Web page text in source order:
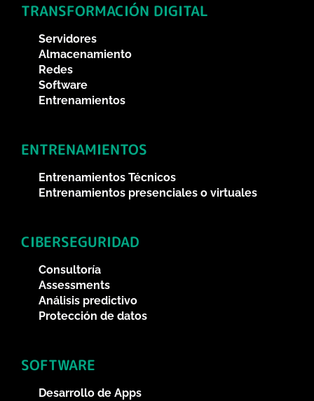
TRANSFORMACIÓN DIGITAL
Servidores
Almacenamiento
Redes
Software
Entrenamientos
ENTRENAMIENTOS
Entrenamientos Técnicos
Entrenamientos presenciales o virtuales
CIBERSEGURIDAD
Consultoría
Assessments
Análisis predictivo
Protección de datos
SOFTWARE
Desarrollo de Apps